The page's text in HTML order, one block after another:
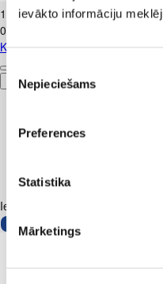
ievākto informāciju
Piekrišanas
izvēle
Nepieciešams
Preferences
Statistika
Mārketings
1
84€
0,18€/gab.
Kūtī dētas olas 10gab.
Pievienot
Iesakām ar